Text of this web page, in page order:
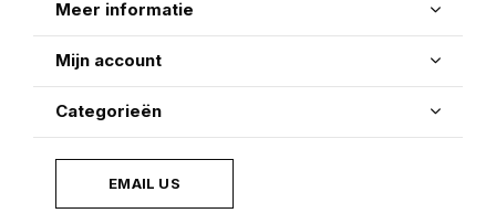
Meer informatie
Mijn account
Categorieën
EMAIL US